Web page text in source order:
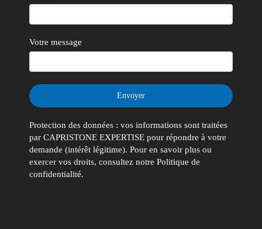
Votre message
Envoyer
Protection des données : vos informations sont traitées
par CAPRISTONE EXPERTISE pour répondre à votre
demande (intérêt légitime). Pour en savoir plus ou
exercer vos droits, consultez notre Politique de
confidentialité.